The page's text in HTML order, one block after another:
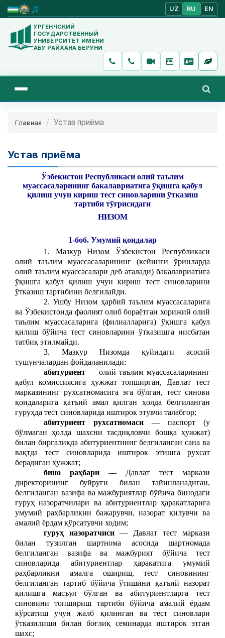
UZ RU EN
УРГЕНЧСКИЙ
ГОСУДАРСТВЕННЫЙ
УНИВЕРСИТЕТ ИМЕНИ
АБУ РАЙХАНА БЕРУНИ
Главная Устав приёма
Устав приёма
Ўзбекистон Республикаси олий таълим
муассасаларининг бакалавриатига ўқишга қабул
қилиш учун кириш тест синовларини ўтказиш
тартиби тўғрисидаги
НИЗОМ
1-боб. Умумий қоидалар
1. Мазкур Низом Ўзбекистон Республикаси
олий таълим муассасаларининг (кейинги ўринларда
олий таълим муассасалари деб аталади) бакалавриатига
ўқишга қабул қилиш учун кириш тест синовларини
ўтказиш тартибини белгилайди.
2. Ушбу Низом ҳарбий таълим муассасаларига
ва Ўзбекистонда фаолият олиб бораётган хорижий олий
таълим муассасаларига (филиалларига) ўқишга қабул
қилиш бўйича тест синовларини ўтказишга нисбатан
татбиқ этилмайди.
3. Мазкур Низомда қуйидаги асосий
тушунчалардан фойдаланилади:
абитуриент— олий таълим муассасаларининг
қабул комиссиясига ҳужжат топширган, Давлат тест
марказининг рухсатномасига эга бўлган, тест синови
қоидаларига қатъий амал қилган ҳолда белгиланган
гуруҳда тест синовларида иштирок этувчи талабгор;
абитуриент рухсатномаси— паспорт (у
бўлмаган ҳолда шахсни тасдиқловчи бошқа ҳужжат)
билан биргаликда абитуриентнинг белгиланган сана ва
вақтда тест синовларида иштирок этишга рухсат
берадиган ҳужжат;
бино раҳбари— Давлат тест маркази
директорининг буйруғи билан тайинланадиган,
белгиланган вазифа ва мажбуриятлар бўйича бинодаги
гуруҳ назоратчилари ва абитуриентлар ҳаракатларига
умумий раҳбарликни бажарувчи, назорат қилувчи ва
амалий ёрдам кўрсатувчи ходим;
гуруҳ назоратчиси— Давлат тест маркази
билан тузилган шартнома асосида шартномада
белгиланган вазифа ва мажбурият бўйича тест
синовларида абитуриентлар ҳаракатига умумий
раҳбарликни амалга ошириш, тест синовининг
белгиланган тартиб бўйича ўтишини қатъий назорат
қилишга масъул бўлган ва абитуриентларга тест
синовини топшириш тартиби бўйича амалий ёрдам
кўрсатиш учун жалб қилинган ва тест синовлари
ўтказилиши билан боғлиқ семинарда иштирок этган
шахс;